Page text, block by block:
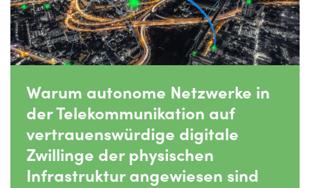
Warum autonome Netzwerke in
der Telekommunikation auf
vertrauenswürdige digitale
Zwillinge der physischen
Infrastruktur angewiesen sind